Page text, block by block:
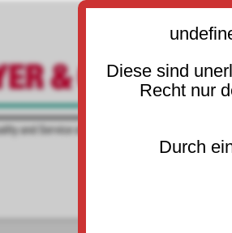
Diese sind
Recht nur
Durch